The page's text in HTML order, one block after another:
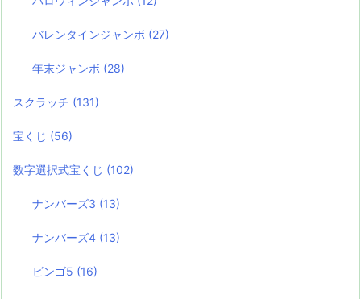
バレンタインジャンボ (27)
年末ジャンボ (28)
スクラッチ (131)
宝くじ (56)
数字選択式宝くじ (102)
ナンバーズ3 (13)
ナンバーズ4 (13)
ビンゴ5 (16)